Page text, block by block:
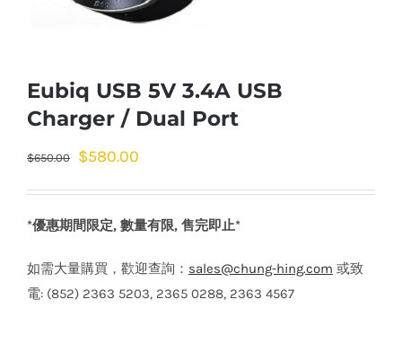
Eubiq USB 5V 3.4A USB
Charger / Dual Port
$650.00 $580.00
*優惠期間限定, 數量有限, 售完即止*
如需大量購買，歡迎查詢： sales@chung-hing.com 或致
電: (852) 2363 5203, 2365 0288, 2363 4567